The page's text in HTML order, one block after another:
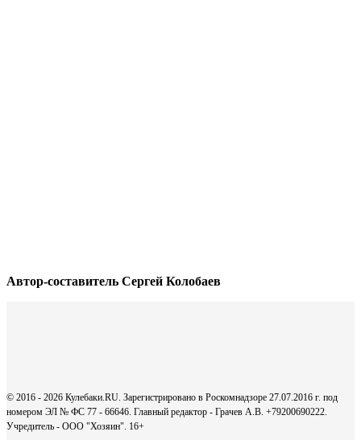
Автор-составитель Сергей Колобаев
© 2016 - 2026 Кулебаки.RU. Зарегистрировано в Роскомнадзоре 27.07.2016 г. под
номером ЭЛ № ФС 77 - 66646. Главный редактор - Грачев А.В. +79200690222.
Учредитель - ООО "Хозяин". 16+